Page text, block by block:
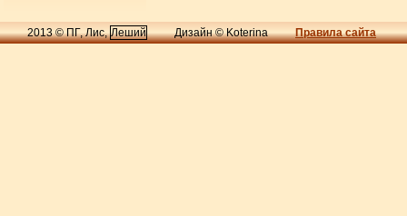
2013 © ПГ, Лис,Леший Дизайн © Koterina Правила сайта